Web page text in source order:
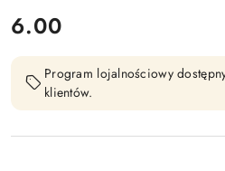
cena:
6.00
Program lojalnościowy
klientów.